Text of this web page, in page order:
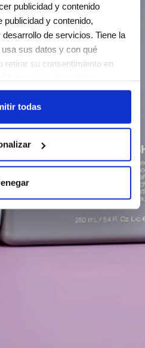
publicidad y contenido
publicidad y contenido,
de servicios. Tiene la
sus datos y con qué
retirar su consentimiento en
de varios metros
analizándolo activamente
específicas (huellas
cómo se procesan sus
sus preferencias en la
o retirar su consentimiento
todas